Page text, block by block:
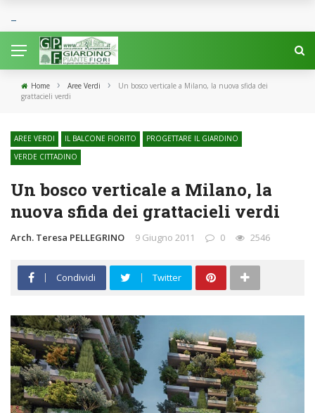
Home › Aree Verdi ›
Un bosco verticale a Milano, la nuova sfida dei
grattacieli verdi
AREE VERDI IL BALCONE FIORITO
PROGETTARE IL GIARDINO
VERDE CITTADINO
Un bosco verticale a Milano, la
nuova sfida dei grattacieli verdi
Arch. Teresa PELLEGRINO 9 Giugno 2011 0 2546
Condividi Twitter